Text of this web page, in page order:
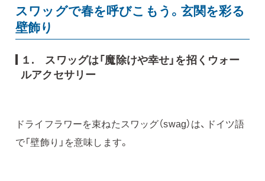
スワッグで春を呼びこもう。玄関を彩る
壁飾り
１. スワッグは「魔除けや幸せ」を招くウォー
ルアクセサリー
ドライフラワーを束ねたスワッグ（swag）は、ドイツ語
で「壁飾り」を意味します。